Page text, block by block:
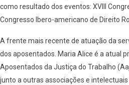
como resultado dos eventos: XVIII
Congresso Ibero-americano de Direito
A frente mais recente de atuação da
dos aposentados. Maria Alice é a atual
Aposentados da Justiça do Trabalho
junto a outras associações e